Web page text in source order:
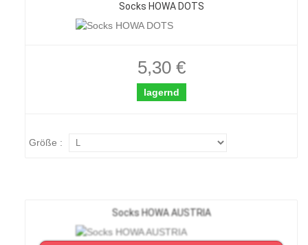
Socks HOWA DOTS
5,30 €
lagernd
Größe :
Socks HOWA AUSTRIA